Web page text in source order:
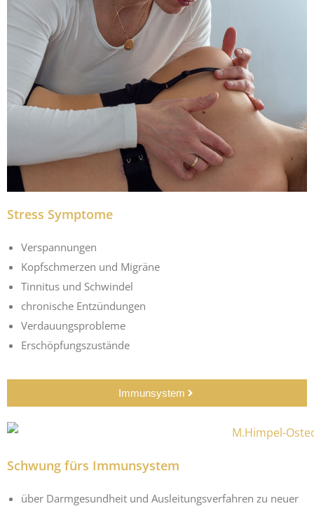
Stress Symptome
Verspannungen
Kopfschmerzen und Migräne
Tinnitus und Schwindel
chronische Entzündungen
Verdauungsprobleme
Erschöpfungszustände
Immunsystem
Schwung fürs Immunsystem
über Darmgesundheit und Ausleitungsverfahren zu neuer